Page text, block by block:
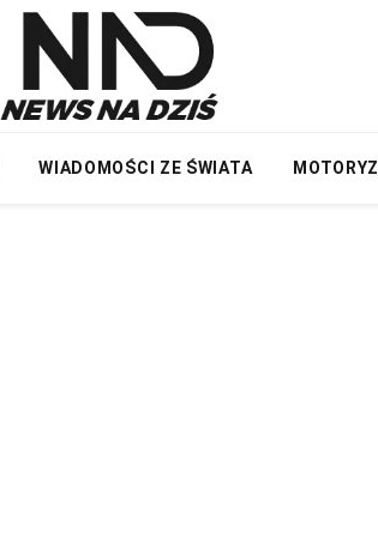
WIADOMOŚCI ZE ŚWIATA